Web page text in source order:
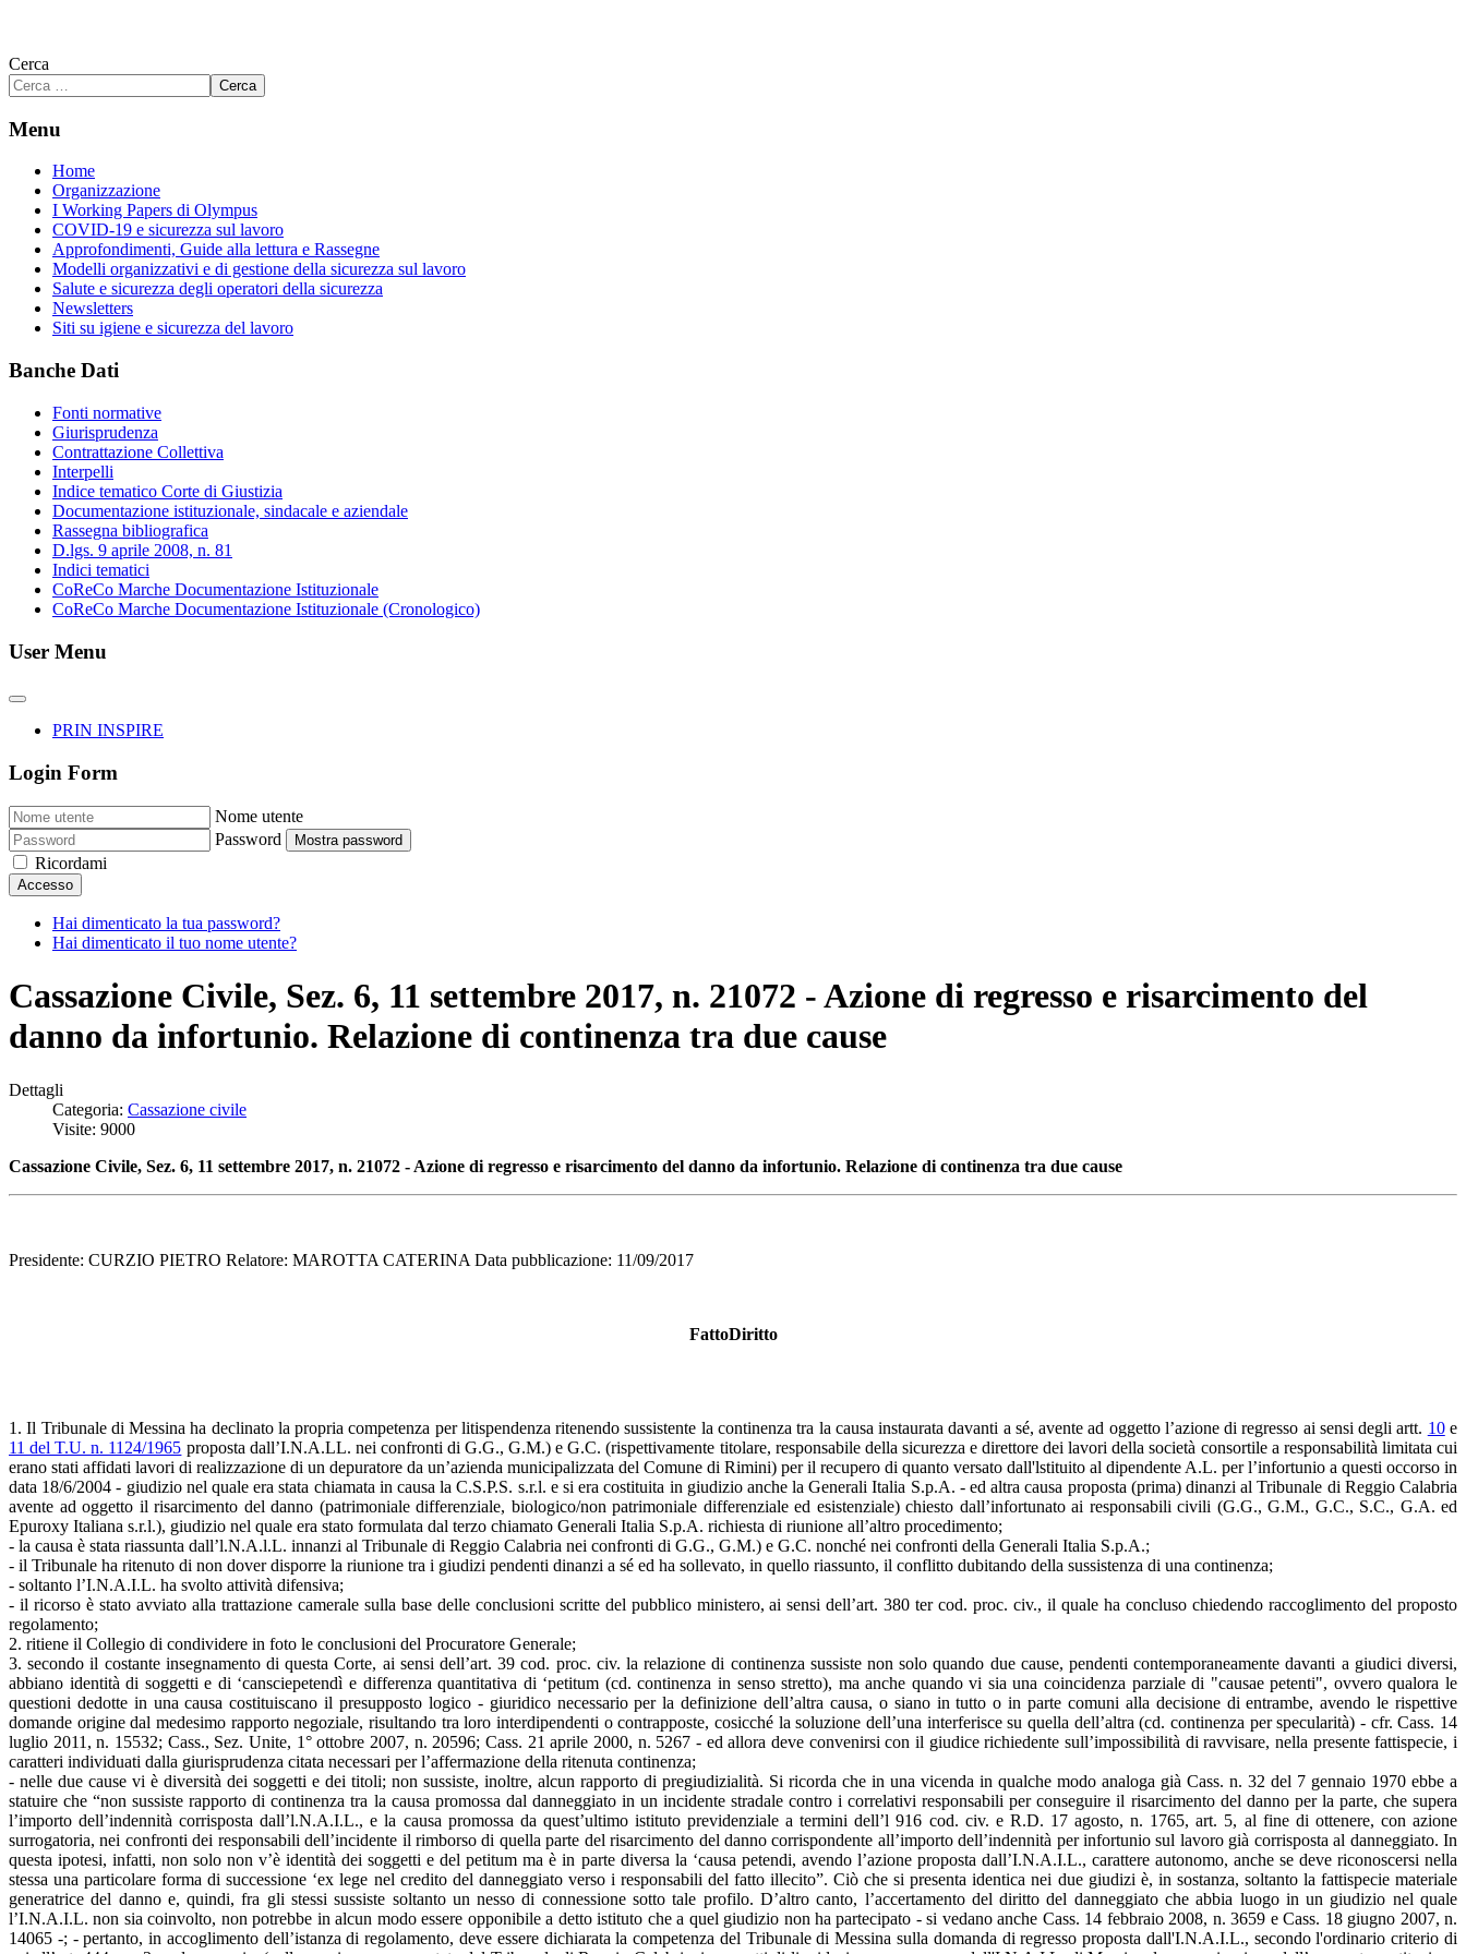
Cerca
Cerca
Menu
Home
Organizzazione
I Working Papers di Olympus
COVID-19 e sicurezza sul lavoro
Approfondimenti, Guide alla lettura e Rassegne
Modelli organizzativi e di gestione della sicurezza sul lavoro
Salute e sicurezza degli operatori della sicurezza
Newsletters
Siti su igiene e sicurezza del lavoro
Banche Dati
Fonti normative
Giurisprudenza
Contrattazione Collettiva
Interpelli
Indice tematico Corte di Giustizia
Documentazione istituzionale, sindacale e aziendale
Rassegna bibliografica
D.lgs. 9 aprile 2008, n. 81
Indici tematici
CoReCo Marche Documentazione Istituzionale
CoReCo Marche Documentazione Istituzionale (Cronologico)
User Menu
PRIN INSPIRE
Login Form
Nome utente
Password
Mostra password
Ricordami
Accesso
Hai dimenticato la tua password?
Hai dimenticato il tuo nome utente?
Cassazione Civile, Sez. 6, 11 settembre 2017, n. 21072 - Azione di regresso e risarcimento del
danno da infortunio. Relazione di continenza tra due cause
Dettagli
Categoria: Cassazione civile
Visite: 9000
Cassazione Civile, Sez. 6, 11 settembre 2017, n. 21072 - Azione di regresso e risarcimento del danno da infortunio. Relazione di continenza tra due cause
Presidente: CURZIO PIETRO Relatore: MAROTTA CATERINA Data pubblicazione: 11/09/2017
FattoDiritto
1. Il Tribunale di Messina ha declinato la propria competenza per litispendenza ritenendo sussistente la continenza tra la causa instaurata davanti a sé, avente ad oggetto l’azione di regresso ai sensi degli artt. 10e
11 del T.U. n. 1124/1965 proposta dall’I.N.A.LL. nei confronti di G.G., G.M.) e G.C. (rispettivamente titolare, responsabile della sicurezza e direttore dei lavori della società consortile a responsabilità limitata cui
erano stati affidati lavori di realizzazione di un depuratore da un’azienda municipalizzata del Comune di Rimini) per il recupero di quanto versato dall'lstituito al dipendente A.L. per l’infortunio a questi occorso in
data 18/6/2004 - giudizio nel quale era stata chiamata in causa la C.S.P.S. s.r.l. e si era costituita in giudizio anche la Generali Italia S.p.A. - ed altra causa proposta (prima) dinanzi al Tribunale di Reggio Calabria
avente ad oggetto il risarcimento del danno (patrimoniale differenziale, biologico/non patrimoniale differenziale ed esistenziale) chiesto dall’infortunato ai responsabili civili (G.G., G.M., G.C., S.C., G.A. ed
Epuroxy Italiana s.r.l.), giudizio nel quale era stato formulata dal terzo chiamato Generali Italia S.p.A. richiesta di riunione all’altro procedimento;
- la causa è stata riassunta dall’l.N.A.l.L. innanzi al Tribunale di Reggio Calabria nei confronti di G.G., G.M.) e G.C. nonché nei confronti della Generali Italia S.p.A.;
- il Tribunale ha ritenuto di non dover disporre la riunione tra i giudizi pendenti dinanzi a sé ed ha sollevato, in quello riassunto, il conflitto dubitando della sussistenza di una continenza;
- soltanto l’I.N.A.I.L. ha svolto attività difensiva;
- il ricorso è stato avviato alla trattazione camerale sulla base delle conclusioni scritte del pubblico ministero, ai sensi dell’art. 380 ter cod. proc. civ., il quale ha concluso chiedendo raccoglimento del proposto
regolamento;
2. ritiene il Collegio di condividere in foto le conclusioni del Procuratore Generale;
3. secondo il costante insegnamento di questa Corte, ai sensi dell’art. 39 cod. proc. civ. la relazione di continenza sussiste non solo quando due cause, pendenti contemporaneamente davanti a giudici diversi,
abbiano identità di soggetti e di ‘cansciepetendì e differenza quantitativa di ‘petitum (cd. continenza in senso stretto), ma anche quando vi sia una coincidenza parziale di "causae petenti", ovvero qualora le
questioni dedotte in una causa costituiscano il presupposto logico - giuridico necessario per la definizione dell’altra causa, o siano in tutto o in parte comuni alla decisione di entrambe, avendo le rispettive
domande origine dal medesimo rapporto negoziale, risultando tra loro interdipendenti o contrapposte, cosicché la soluzione dell’una interferisce su quella dell’altra (cd. continenza per specularità) - cfr. Cass. 14
luglio 2011, n. 15532; Cass., Sez. Unite, 1° ottobre 2007, n. 20596; Cass. 21 aprile 2000, n. 5267 - ed allora deve convenirsi con il giudice richiedente sull’impossibilità di ravvisare, nella presente fattispecie, i
caratteri individuati dalla giurisprudenza citata necessari per l’affermazione della ritenuta continenza;
- nelle due cause vi è diversità dei soggetti e dei titoli; non sussiste, inoltre, alcun rapporto di pregiudizialità. Si ricorda che in una vicenda in qualche modo analoga già Cass. n. 32 del 7 gennaio 1970 ebbe a
statuire che “non sussiste rapporto di continenza tra la causa promossa dal danneggiato in un incidente stradale contro i correlativi responsabili per conseguire il risarcimento del danno per la parte, che supera
l’importo dell’indennità corrisposta dall’l.N.A.I.L., e la causa promossa da quest’ultimo istituto previdenziale a termini dell’l 916 cod. civ. e R.D. 17 agosto, n. 1765, art. 5, al fine di ottenere, con azione
surrogatoria, nei confronti dei responsabili dell’incidente il rimborso di quella parte del risarcimento del danno corrispondente all’importo dell’indennità per infortunio sul lavoro già corrisposta al danneggiato. In
questa ipotesi, infatti, non solo non v’è identità dei soggetti e del petitum ma è in parte diversa la ‘causa petendi, avendo l’azione proposta dall’I.N.A.I.L., carattere autonomo, anche se deve riconoscersi nella
stessa una particolare forma di successione ‘ex lege nel credito del danneggiato verso i responsabili del fatto illecito”. Ciò che si presenta identica nei due giudizi è, in sostanza, soltanto la fattispecie materiale
generatrice del danno e, quindi, fra gli stessi sussiste soltanto un nesso di connessione sotto tale profilo. D’altro canto, l’accertamento del diritto del danneggiato che abbia luogo in un giudizio nel quale
l’I.N.A.I.L. non sia coinvolto, non potrebbe in alcun modo essere opponibile a detto istituto che a quel giudizio non ha partecipato - si vedano anche Cass. 14 febbraio 2008, n. 3659 e Cass. 18 giugno 2007, n.
14065 -; - pertanto, in accoglimento dell’istanza di regolamento, deve essere dichiarata la competenza del Tribunale di Messina sulla domanda di regresso proposta dall'I.N.A.I.L., secondo l'ordinario criterio di